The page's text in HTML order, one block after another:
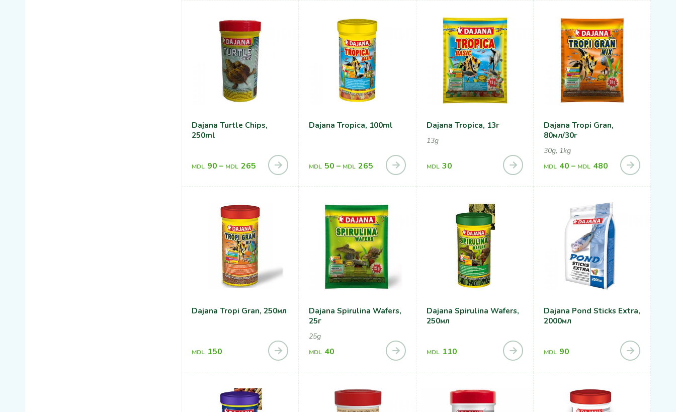
Dajana Turtle Chips,
250ml
MDL 90 – MDL 265
Dajana Tropica, 100ml
MDL 50 – MDL 265
Dajana Tropica, 13г
13g
MDL 30
Dajana Tropi Gran,
80мл/30г
30g, 1kg
MDL 40 – MDL 480
Dajana Tropi Gran, 250мл
MDL 150
Dajana Spirulina Wafers,
25г
25g
MDL 40
Dajana Spirulina Wafers,
250мл
MDL 110
Dajana Pond Sticks Extra,
2000мл
MDL 90